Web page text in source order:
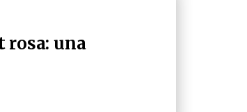
rosa: una